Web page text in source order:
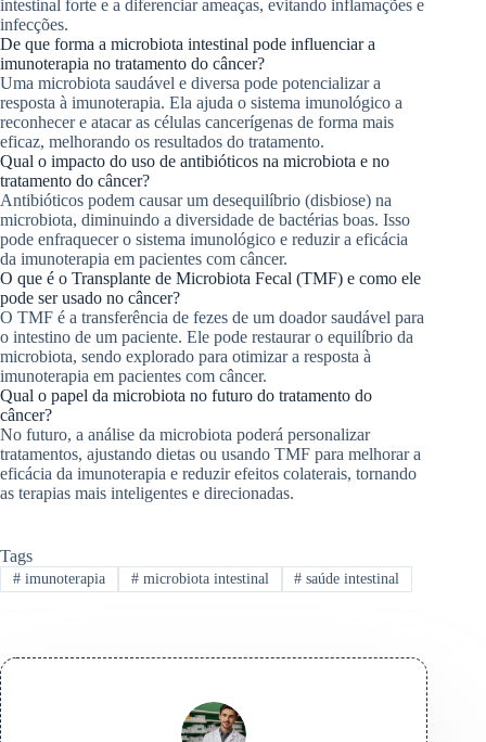
intestinal forte e a diferenciar ameaças, evitando inflamações e
infecções.
De que forma a microbiota intestinal pode influenciar a
imunoterapia no tratamento do câncer?
Uma microbiota saudável e diversa pode potencializar a
resposta à imunoterapia. Ela ajuda o sistema imunológico a
reconhecer e atacar as células cancerígenas de forma mais
eficaz, melhorando os resultados do tratamento.
Qual o impacto do uso de antibióticos na microbiota e no
tratamento do câncer?
Antibióticos podem causar um desequilíbrio (disbiose) na
microbiota, diminuindo a diversidade de bactérias boas. Isso
pode enfraquecer o sistema imunológico e reduzir a eficácia
da imunoterapia em pacientes com câncer.
O que é o Transplante de Microbiota Fecal (TMF) e como ele
pode ser usado no câncer?
O TMF é a transferência de fezes de um doador saudável para
o intestino de um paciente. Ele pode restaurar o equilíbrio da
microbiota, sendo explorado para otimizar a resposta à
imunoterapia em pacientes com câncer.
Qual o papel da microbiota no futuro do tratamento do
câncer?
No futuro, a análise da microbiota poderá personalizar
tratamentos, ajustando dietas ou usando TMF para melhorar a
eficácia da imunoterapia e reduzir efeitos colaterais, tornando
as terapias mais inteligentes e direcionadas.
Tags
#imunoterapia #microbiota intestinal # saúde intestinal